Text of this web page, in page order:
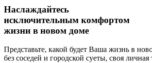
Наслаждайтесь
исключительным комфортом
жизни в новом доме
Представьте, какой будет Ваша жизнь в
без соседей и городской суеты, своя